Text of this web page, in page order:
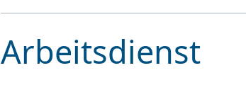
Arbeitsdienst